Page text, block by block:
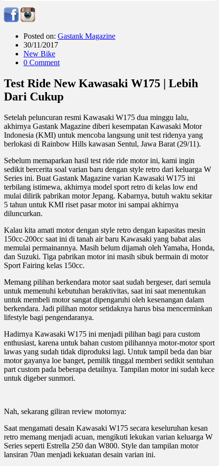
Posted on: Gastank Magazine
30/11/2017
New Bike
0 Comment
Test Ride New Kawasaki W175 | Lebih
Dari Cukup
Setelah peluncuran resmi Kawasaki W175 dua minggu lalu,
akhirnya Gastank Magazine diberi kesempatan Kawasaki Motor
Indonesia (KMI) untuk mencoba langsung unit test ridenya yang
berlokasi di Rainbow Hills kawasan Sentul, Jawa Barat (29/11).
Sebelum memaparkan hasil test ride ride motor ini, kami ingin
sedikit bercerita soal varian baru dengan style retro dari keluarga W
Series ini. Buat Gastank Magazine varian Kawasaki W175 ini
terbilang istimewa, akhirnya model sport retro di kelas low end
mulai dilirik pabrikan motor Jepang. Kabarnya, butuh waktu sekitar
5 tahun untuk KMI riset pasar motor ini sampai akhirnya
diluncurkan.
Kalau kita amati motor dengan style retro dengan kapasitas mesin
150cc-200cc saat ini di tanah air baru Kawasaki yang babat alas
memulai permainannya. Masih belum dijamah oleh Yamaha, Honda,
dan Suzuki. Tiga pabrikan motor ini masih sibuk bermain di motor
Sport Fairing kelas 150cc.
Memang pilihan berkendara motor saat sudah bergeser, dari semula
untuk memenuhi kebutuhan beraktivitas, saat ini saat menentukan
untuk membeli motor sangat dipengaruhi oleh kesenangan dalam
berkendara. Jadi pilihan motor setidaknya harus bisa mencerminkan
lifestyle bagi pengendaranya.
Hadirnya Kawasaki W175 ini menjadi pilihan bagi para custom
enthusiast, karena untuk bahan custom pilihannya motor-motor sport
lawas yang sudah tidak diproduksi lagi. Untuk tampil beda dan biar
motor gayanya loe banget, pemilik tinggal memberi sedikit sentuhan
part custom pada beberapa detailnya. Tampilan motor ini sudah kece
untuk digeber sunmori.
Nah, sekarang giliran review motornya:
Saat mengamati desain Kawasaki W175 secara keseluruhan kesan
retro memang menjadi acuan, mengikuti lekukan varian keluarga W
Series seperti Estrella 250 dan W800. Style dan tampilan motor
lansiran 70an menjadi kekuatan desain varian ini.